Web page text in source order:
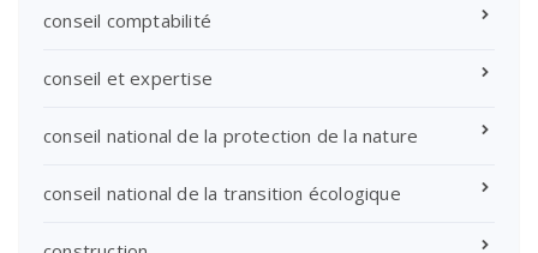
conseil comptabilité
conseil et expertise
conseil national de la protection de la nature
conseil national de la transition écologique